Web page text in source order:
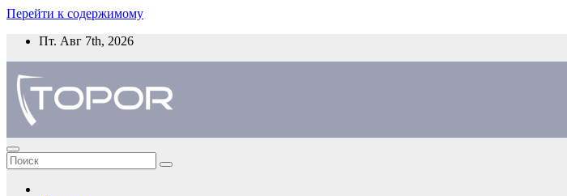
Перейти к содержимому
Пт. Авг 7th, 2026